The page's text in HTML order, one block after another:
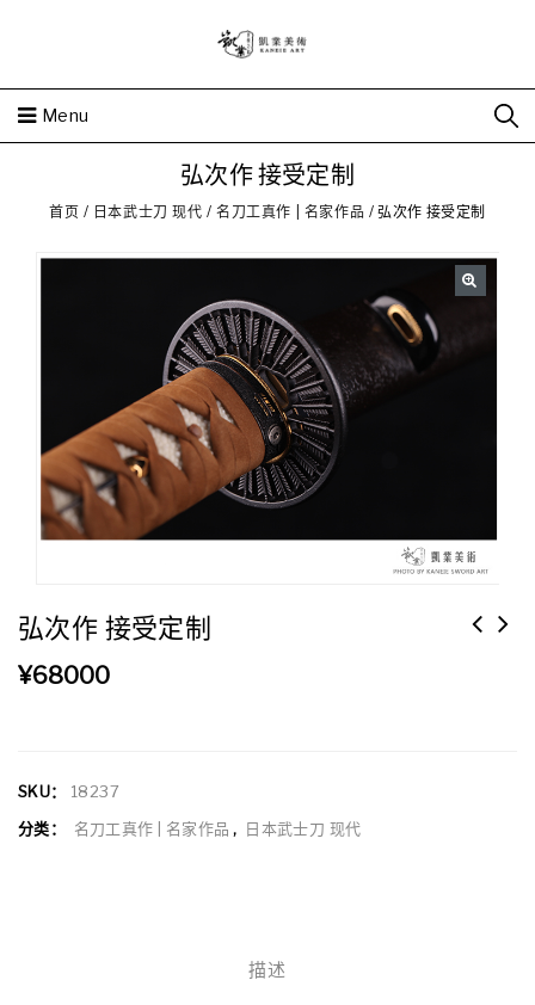
Menu
弘次作 接受定制
首页 / 日本武士刀 现代 / 名刀工真作 | 名家作品 /弘次作 接受定制
弘次作 接受定制
¥68000
SKU： 18237
分类：
名刀工真作 | 名家作品 , 日本武士刀 现代
描述